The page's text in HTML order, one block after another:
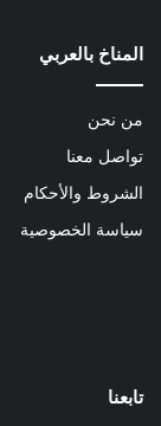
المناخ بالعربي
من نحن
تواصل معنا
الشروط والأحكام
سياسة الخصوصية
تابعنا